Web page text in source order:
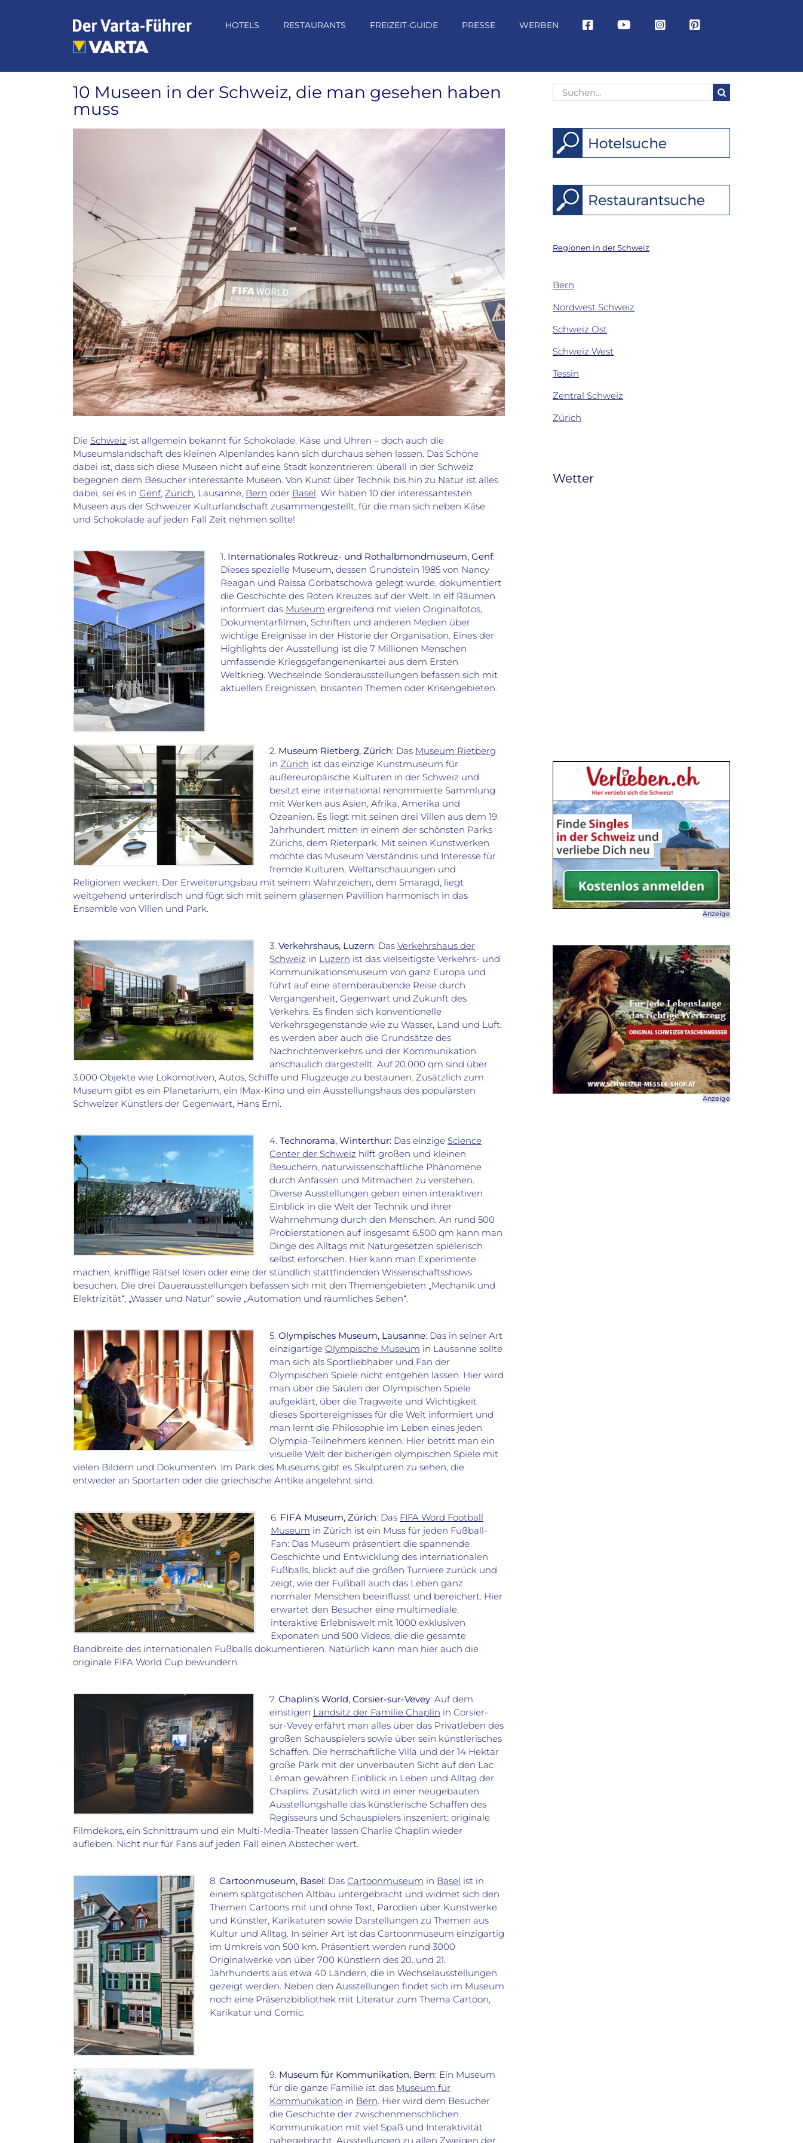
HOTELS RESTAURANTS FREIZEIT-GUIDE PRESSE WERBEN
10 Museen in der Schweiz, die man gesehen haben
muss
Die Schweiz ist allgemein bekannt für Schokolade, Käse und Uhren – doch auch die
Museumslandschaft des kleinen Alpenlandes kann sich durchaus sehen lassen. Das Schöne
dabei ist, dass sich diese Museen nicht auf eine Stadt konzentrieren: überall in der Schweiz
begegnen dem Besucher interessante Museen. Von Kunst über Technik bis hin zu Natur ist alles
dabei, sei es in Genf, Zürich, Lausanne, Bern oder Basel. Wir haben 10 der interessantesten
Museen aus der Schweizer Kulturlandschaft zusammengestellt, für die man sich neben Käse
und Schokolade auf jeden Fall Zeit nehmen sollte!
1. Internationales Rotkreuz- und Rothalbmondmuseum, Genf:
Dieses spezielle Museum, dessen Grundstein 1985 von Nancy
Reagan und Raissa Gorbatschowa gelegt wurde, dokumentiert
die Geschichte des Roten Kreuzes auf der Welt. In elf Räumen
informiert das Museum ergreifend mit vielen Originalfotos,
Dokumentarfilmen, Schriften und anderen Medien über
wichtige Ereignisse in der Historie der Organisation. Eines der
Highlights der Ausstellung ist die 7 Millionen Menschen
umfassende Kriegsgefangenenkartei aus dem Ersten
Weltkrieg. Wechselnde Sonderausstellungen befassen sich mit
aktuellen Ereignissen, brisanten Themen oder Krisengebieten.
2. Museum Rietberg, Zürich: Das Museum Rietberg
in Zürich ist das einzige Kunstmuseum für
außereuropäische Kulturen in der Schweiz und
besitzt eine international renommierte Sammlung
mit Werken aus Asien, Afrika, Amerika und
Ozeanien. Es liegt mit seinen drei Villen aus dem 19.
Jahrhundert mitten in einem der schönsten Parks
Zürichs, dem Rieterpark. Mit seinen Kunstwerken
möchte das Museum Verständnis und Interesse für
fremde Kulturen, Weltanschauungen und
Religionen wecken. Der Erweiterungsbau mit seinem Wahrzeichen, dem Smaragd, liegt
weitgehend unterirdisch und fügt sich mit seinem gläsernen Pavillion harmonisch in das
Ensemble von Villen und Park.
3. Verkehrshaus, Luzern: Das Verkehrshaus der
Schweiz in Luzern ist das vielseitigste Verkehrs- und
Kommunikationsmuseum von ganz Europa und
führt auf eine atemberaubende Reise durch
Vergangenheit, Gegenwart und Zukunft des
Verkehrs. Es finden sich konventionelle
Verkehrsgegenstände wie zu Wasser, Land und Luft,
es werden aber auch die Grundsätze des
Nachrichtenverkehrs und der Kommunikation
anschaulich dargestellt. Auf 20.000 qm sind über
3.000 Objekte wie Lokomotiven, Autos, Schiffe und Flugzeuge zu bestaunen. Zusätzlich zum
Museum gibt es ein Planetarium, ein IMax-Kino und ein Ausstellungshaus des populärsten
Schweizer Künstlers der Gegenwart, Hans Erni.
4. Technorama, Winterthur: Das einzige Science
Center der Schweiz hilft großen und kleinen
Besuchern, naturwissenschaftliche Phänomene
durch Anfassen und Mitmachen zu verstehen.
Diverse Ausstellungen geben einen interaktiven
Einblick in die Welt der Technik und ihrer
Wahrnehmung durch den Menschen. An rund 500
Probierstationen auf insgesamt 6.500 qm kann man
Dinge des Alltags mit Naturgesetzen spielerisch
selbst erforschen. Hier kann man Experimente
machen, knifflige Rätsel lösen oder eine der stündlich stattfindenden Wissenschaftsshows
besuchen. Die drei Dauerausstellungen befassen sich mit den Themengebieten „Mechanik und
Elektrizität“, „Wasser und Natur“ sowie „Automation und räumliches Sehen“.
5. Olympisches Museum, Lausanne: Das in seiner Art
einzigartige Olympische Museum in Lausanne sollte
man sich als Sportliebhaber und Fan der
Olympischen Spiele nicht entgehen lassen. Hier wird
man über die Säulen der Olympischen Spiele
aufgeklärt, über die Tragweite und Wichtigkeit
dieses Sportereignisses für die Welt informiert und
man lernt die Philosophie im Leben eines jeden
Olympia-Teilnehmers kennen. Hier betritt man ein
visuelle Welt der bisherigen olympischen Spiele mit
vielen Bildern und Dokumenten. Im Park des Museums gibt es Skulpturen zu sehen, die
entweder an Sportarten oder die griechische Antike angelehnt sind.
6. FIFA Museum, Zürich: Das FIFA Word Football
Museum in Zürich ist ein Muss für jeden Fußball-
Fan: Das Museum präsentiert die spannende
Geschichte und Entwicklung des internationalen
Fußballs, blickt auf die großen Turniere zurück und
zeigt, wie der Fußball auch das Leben ganz
normaler Menschen beeinflusst und bereichert. Hier
erwartet den Besucher eine multimediale,
interaktive Erlebniswelt mit 1000 exklusiven
Exponaten und 500 Videos, die die gesamte
Bandbreite des internationalen Fußballs dokumentieren. Natürlich kann man hier auch die
originale FIFA World Cup bewundern.
7. Chaplin’s World, Corsier-sur-Vevey: Auf dem
einstigen Landsitz der Familie Chaplin in Corsier-
sur-Vevey erfährt man alles über das Privatleben des
großen Schauspielers sowie über sein künstlerisches
Schaffen. Die herrschaftliche Villa und der 14 Hektar
große Park mit der unverbauten Sicht auf den Lac
Léman gewähren Einblick in Leben und Alltag der
Chaplins. Zusätzlich wird in einer neugebauten
Ausstellungshalle das künstlerische Schaffen des
Regisseurs und Schauspielers inszeniert: originale
Filmdekors, ein Schnittraum und ein Multi-Media-Theater lassen Charlie Chaplin wieder
aufleben. Nicht nur für Fans auf jeden Fall einen Abstecher wert.
8. Cartoonmuseum, Basel: Das Cartoonmuseum in Basel ist in
einem spätgotischen Altbau untergebracht und widmet sich den
Themen Cartoons mit und ohne Text, Parodien über Kunstwerke
und Künstler, Karikaturen sowie Darstellungen zu Themen aus
Kultur und Alltag. In seiner Art ist das Cartoonmuseum einzigartig
im Umkreis von 500 km. Präsentiert werden rund 3000
Originalwerke von über 700 Künstlern des 20. und 21.
Jahrhunderts aus etwa 40 Ländern, die in Wechselausstellungen
gezeigt werden. Neben den Ausstellungen findet sich im Museum
noch eine Präsenzbibliothek mit Literatur zum Thema Cartoon,
Karikatur und Comic.
9. Museum für Kommunikation, Bern: Ein Museum
für die ganze Familie ist das Museum für
Kommunikation in Bern. Hier wird dem Besucher
die Geschichte der zwischenmenschlichen
Kommunikation mit viel Spaß und Interaktivität
nahegebracht. Ausstellungen zu allen Zweigen der
Suche
nach:
Regionen in der Schweiz
Bern
Nordwest Schweiz
Schweiz Ost
Schweiz West
Tessin
Zentral Schweiz
Zürich
Wetter
Anzeige
Anzeige